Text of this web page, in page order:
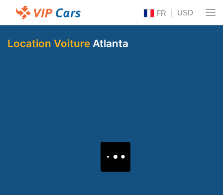
FR USD
Location Voiture Atlanta